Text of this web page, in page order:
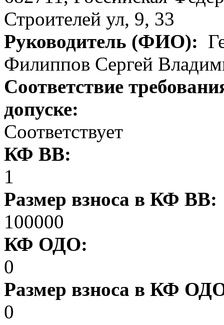
Строителей ул, 9, 33
Руководитель (ФИО):
Филиппов Сергей
Соответствие
допуске:
Соответствует
КФ ВВ:
1
Размер взноса в КФ ВВ:
100000
КФ ОДО:
0
Размер взноса в КФ
0